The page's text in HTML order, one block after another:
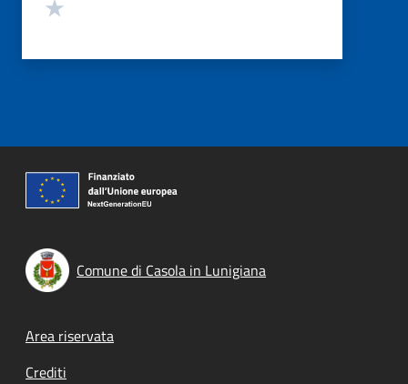
Comune di Casola in Lunigiana
Footer menu
Area riservata
Crediti